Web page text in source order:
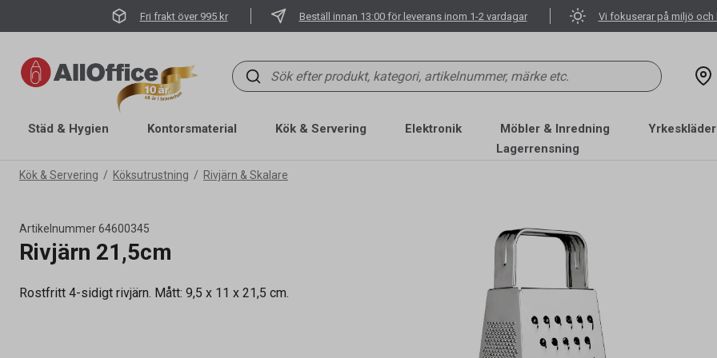
Fri frakt över 995 kr Beställ innan 13:00 för leverans inom 1-2 vardagar Vi fokuserar på miljö och
Städ & Hygien Kontorsmaterial Kök & Servering Elektronik Möbler & Inredning
Lagerrensning
Kök & Servering Köksutrustning Rivjärn & Skalare
Artikelnummer64600345
Rivjärn 21,5cm
Rostfritt 4-sidigt rivjärn. Mått: 9,5 x 11 x 21,5 cm.